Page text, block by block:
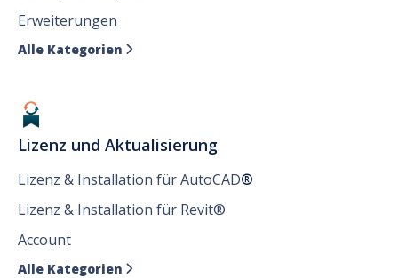
Erweiterungen
Alle Kategorien 
Lizenz und Aktualisierung
Lizenz & Installation für AutoCAD®
Lizenz & Installation für Revit®
Account
Alle Kategorien 